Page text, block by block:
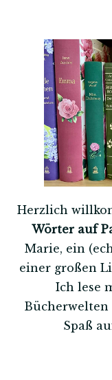
Herzlich
Wörter auf
Marie, ein
einer großen
Ich lese
Bücherwelten
Spaß